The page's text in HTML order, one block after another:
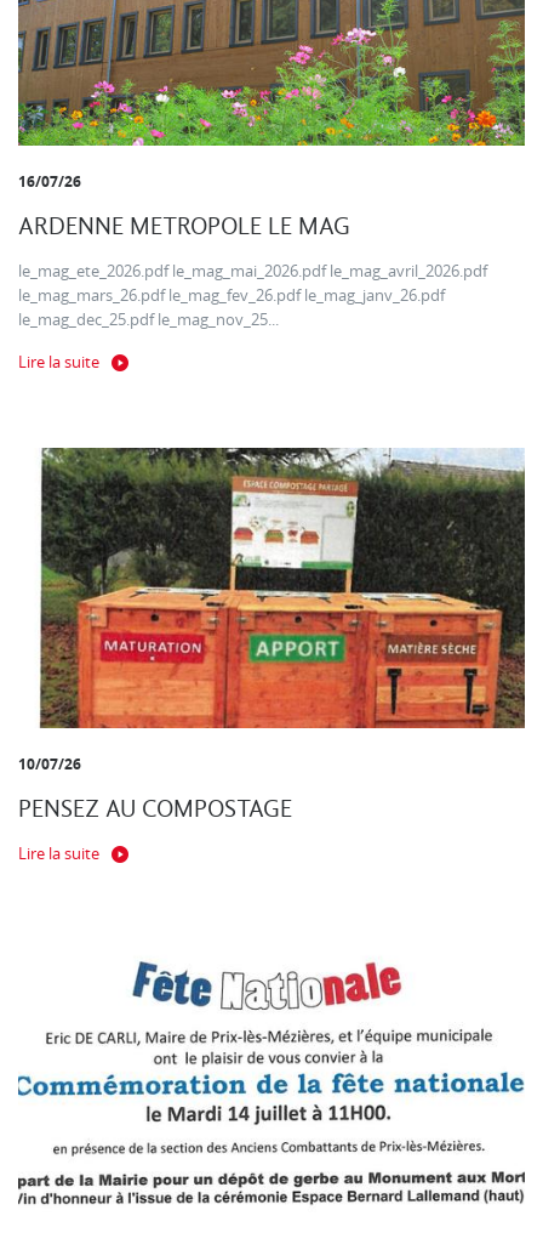
16/07/26
ARDENNE METROPOLE LE MAG
le_mag_ete_2026.pdf le_mag_mai_2026.pdf le_mag_avril_2026.pdf
le_mag_mars_26.pdf le_mag_fev_26.pdf le_mag_janv_26.pdf
le_mag_dec_25.pdf le_mag_nov_25...
Lire la suite
10/07/26
PENSEZ AU COMPOSTAGE
Lire la suite